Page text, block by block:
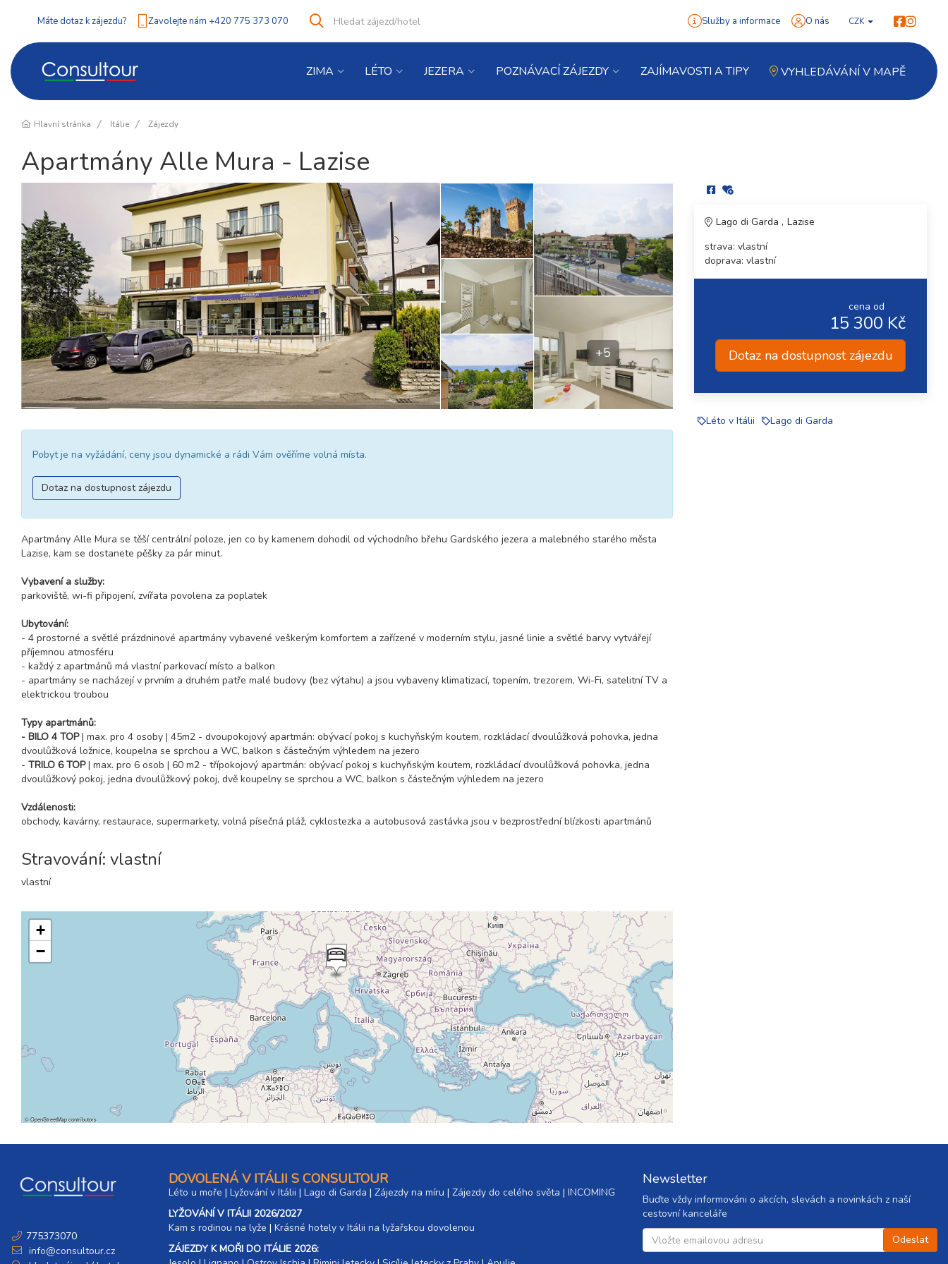
Máte dotaz k zájezdu? Zavolejte nám +420 775 373 070
co
Vyhledat Služby a informace O nás CZK
ZIMA LÉTO JEZERA POZNÁVACÍ ZÁJEZDY ZAJÍMAVOSTI A TIPY VYHLEDÁVÁNÍ V MAPĚ
Hlavní stránka Itálie Zájezdy
Apartmány Alle Mura - Lazise
+5
Pobyt je na vyžádání, ceny jsou dynamické a rádi Vám ověříme volná místa.
Dotaz na dostupnost zájezdu
Apartmány Alle Mura se těší centrální poloze, jen co by kamenem dohodil od východního břehu Gardského jezera a malebného starého města
Lazise, ​​kam se dostanete pěšky za pár minut.
Vybavení a služby:
parkoviště, wi-fi připojení, zvířata povolena za poplatek
Ubytování:
- 4 prostorné a světlé prázdninové apartmány vybavené veškerým komfortem a zařízené v moderním stylu, jasné linie a světlé barvy vytvářejí
příjemnou atmosféru
- každý z apartmánů má vlastní parkovací místo a balkon
- apartmány se nacházejí v prvním a druhém patře malé budovy (bez výtahu) a jsou vybaveny klimatizací, topením, trezorem, Wi-Fi, satelitní TV a
elektrickou troubou
Typy apartmánů:
- BILO 4 TOP| max. pro 4 osoby | 45m2 - dvoupokojový apartmán: obývací pokoj s kuchyňským koutem, rozkládací dvoulůžková pohovka, jedna
dvoulůžková ložnice, koupelna se sprchou a WC, balkon s částečným výhledem na jezero
- TRILO 6 TOP| max. pro 6 osob | 60 m2 - třípokojový apartmán: obývací pokoj s kuchyňským koutem, rozkládací dvoulůžková pohovka, jedna
dvoulůžkový pokoj, jedna dvoulůžkový pokoj, dvě koupelny se sprchou a WC, balkon s částečným výhledem na jezero
Vzdálenosti:
obchody, kavárny, restaurace, supermarkety, volná písečná pláž, cyklostezka a autobusová zastávka jsou v bezprostřední blízkosti apartmánů
Stravování: vlastní
vlastní
+
−
©OpenStreetMapcontributors
Lago di Garda
Lazise
strava: vlastní
doprava: vlastní
cena od
15 300 Kč
Dotaz na dostupnost zájezdu
Léto v Itálii Lago di Garda
775373070
info@consultour.cz
DOVOLENÁ V ITÁLII S CONSULTOUR
Léto u moře | Lyžování v Itálii | Lago di Garda | Zájezdy na míru | Zájezdy do celého světa | INCOMING
LYŽOVÁNÍ V ITÁLII 2026/2027
Kam s rodinou na lyže |​ Krásné hotely v Itálii na lyžařskou dovolenou
ZÁJEZDY K MOŘI DO ITÁLIE 2026:
Newsletter
Buďte vždy informováni o akcích, slevách a novinkách z naší
cestovní kanceláře